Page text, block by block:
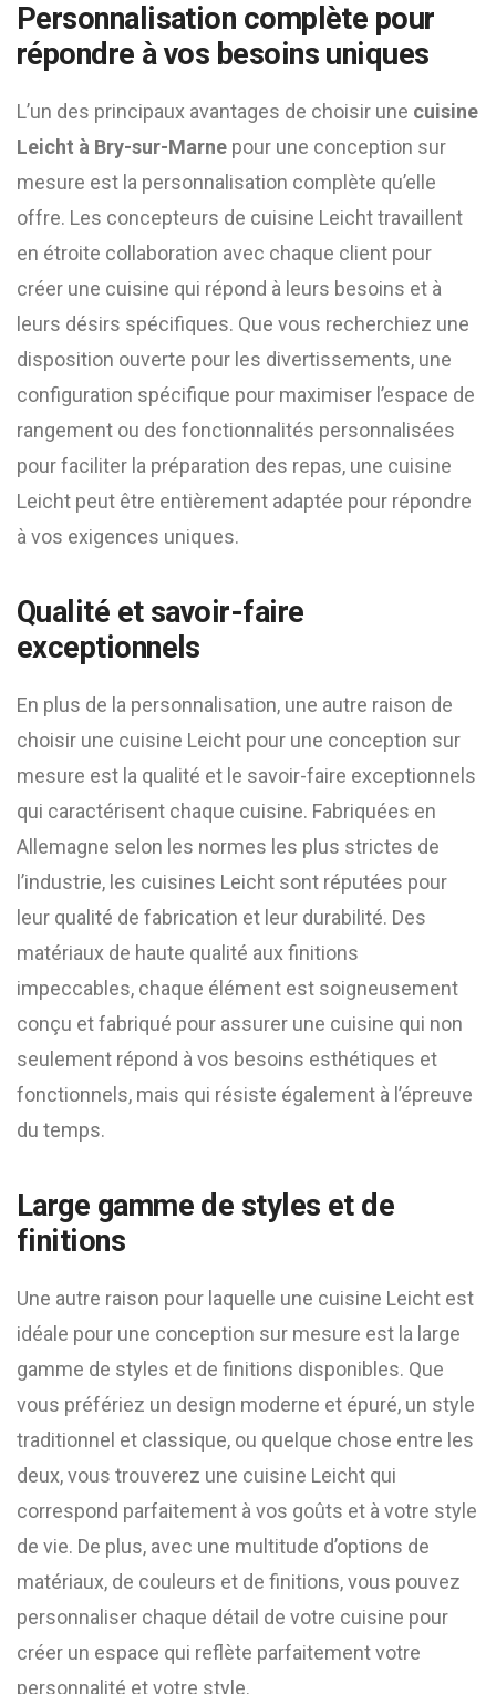
Personnalisation complète pour
répondre à vos besoins uniques
L’un des principaux avantages de choisir une cuisine
Leicht à Bry-sur-Marne pour une conception sur
mesure est la personnalisation complète qu’elle
offre. Les concepteurs de cuisine Leicht travaillent
en étroite collaboration avec chaque client pour
créer une cuisine qui répond à leurs besoins et à
leurs désirs spécifiques. Que vous recherchiez une
disposition ouverte pour les divertissements, une
configuration spécifique pour maximiser l’espace de
rangement ou des fonctionnalités personnalisées
pour faciliter la préparation des repas, une cuisine
Leicht peut être entièrement adaptée pour répondre
à vos exigences uniques.
Qualité et savoir-faire
exceptionnels
En plus de la personnalisation, une autre raison de
choisir une cuisine Leicht pour une conception sur
mesure est la qualité et le savoir-faire exceptionnels
qui caractérisent chaque cuisine. Fabriquées en
Allemagne selon les normes les plus strictes de
l’industrie, les cuisines Leicht sont réputées pour
leur qualité de fabrication et leur durabilité. Des
matériaux de haute qualité aux finitions
impeccables, chaque élément est soigneusement
conçu et fabriqué pour assurer une cuisine qui non
seulement répond à vos besoins esthétiques et
fonctionnels, mais qui résiste également à l’épreuve
du temps.
Large gamme de styles et de
finitions
Une autre raison pour laquelle une cuisine Leicht est
idéale pour une conception sur mesure est la large
gamme de styles et de finitions disponibles. Que
vous préfériez un design moderne et épuré, un style
traditionnel et classique, ou quelque chose entre les
deux, vous trouverez une cuisine Leicht qui
correspond parfaitement à vos goûts et à votre style
de vie. De plus, avec une multitude d’options de
matériaux, de couleurs et de finitions, vous pouvez
personnaliser chaque détail de votre cuisine pour
créer un espace qui reflète parfaitement votre
personnalité et votre style.